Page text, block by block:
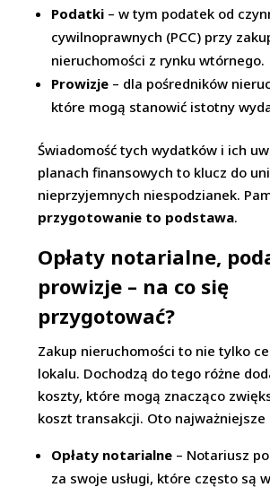
Podatki – w tym podatek od
cywilnoprawnych (PCC) przy
nieruchomości z rynku wtórnego.
Prowizje – dla pośredników
które mogą stanowić istotny
Świadomość tych wydatków i ich
planach finansowych to klucz do
nieprzyjemnych niespodzianek.
przygotowanie to podstawa.
Opłaty notarialne,
prowizje – na co się
przygotować?
Zakup nieruchomości to nie tylko
lokalu. Dochodzą do tego różne
koszty, które mogą znacząco
koszt transakcji. Oto najważniejsze
Opłaty notarialne – Notariusz
za swoje usługi, które często są